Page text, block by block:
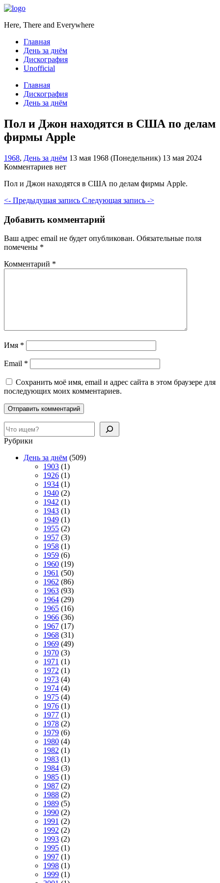
Here, There and Everywhere
Главная
День за днём
Дискография
Unofficial
Главная
Дискография
День за днём
Пол и Джон находятся в США по делам
фирмы Apple
1968, День за днём 13 мая 1968 (Понедельник) 13 мая 2024
Комментариев нет
Пол и Джон находятся в США по делам фирмы Apple.
<- Предыдущая запись Следующая запись ->
Добавить комментарий
Ваш адрес email не будет опубликован. Обязательные поля
помечены *
Комментарий *
Имя *
Email *
Сохранить моё имя, email и адрес сайта в этом браузере для
последующих моих комментариев.
Поиск
Рубрики
День за днём (509)
1903 (1)
1926 (1)
1934 (1)
1940 (2)
1942 (1)
1943 (1)
1949 (1)
1955 (2)
1957 (3)
1958 (1)
1959 (6)
1960 (19)
1961 (50)
1962 (86)
1963 (93)
1964 (29)
1965 (16)
1966 (36)
1967 (17)
1968 (31)
1969 (49)
1970 (3)
1971 (1)
1972 (1)
1973 (4)
1974 (4)
1975 (4)
1976 (1)
1977 (1)
1978 (2)
1979 (6)
1980 (4)
1982 (1)
1983 (1)
1984 (3)
1985 (1)
1987 (2)
1988 (2)
1989 (5)
1990 (2)
1991 (2)
1992 (2)
1993 (2)
1995 (1)
1997 (1)
1998 (1)
1999 (1)